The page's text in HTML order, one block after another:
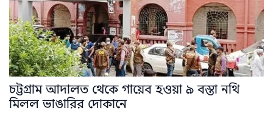
চট্টগ্রাম আদালত থেকে গায়েব হওয়া ৯ বস্তা নথি
মিলল ভাঙারির দোকানে